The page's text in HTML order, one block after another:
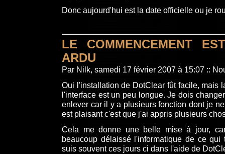
Donc aujourd'hui est la date officielle ou je
LE COMMENCEMENT
ARDU
Par Nilk, samedi 17 février 2007 à 15:07 ::
Oui l'installation de DotClear fût facile, mais
l'interface est un peu longue. Je dois
enlever car il y a plusieurs fonction dont je
est plaisant c'est que j'ai appris plusieurs
Cela me donne une belle mise à jour,
beaucoup délaissé l'informatique de ce qui
suis souvent ces jours ci dans l'aide de